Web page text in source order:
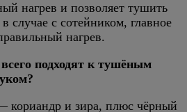
нагрев и позволяет тушить
случае с сотейником, главное
нагрев.
подходят к тушёным
кориандр и зира, плюс чёрный